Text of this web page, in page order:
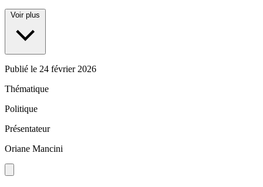
Voir plus
Publié le 24 février 2026
Thématique
Politique
Présentateur
Oriane Mancini